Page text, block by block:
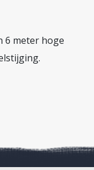
6 meter hoge